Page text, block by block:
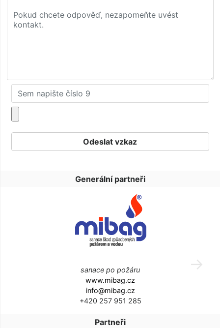
Generální partneři
sanace po požáru
www.mibag.cz
info@mibag.cz
+420 257 951 285
Partneři